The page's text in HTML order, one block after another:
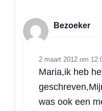
Bezoeker
2 maart 2012 om
Maria,ik heb
was ook een